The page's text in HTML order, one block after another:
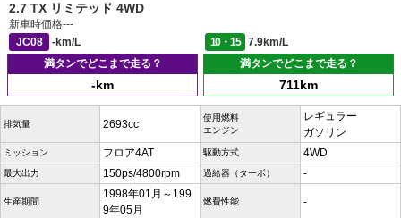
2.7 TX リミテッド 4WD
新車時価格---
JC08
-km/L 10・15
7.9km/L
満タンでどこまで走る？
-km
満タンでどこまで走る？
711km
排気量 2693cc
使用燃料
エンジン
レギュラー
ガソリン
ミッション フロア4AT 駆動方式 4WD
最大出力 150ps/4800rpm 過給器（ターボ） -
生産期間
1998年01月～199
9年05月
燃費性能 -